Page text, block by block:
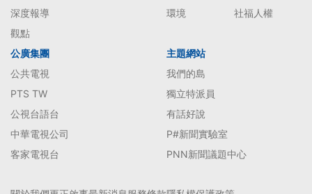
深度報導
觀點
環境
社福人權
公廣集團
公共電視
PTS TW
公視台語台
中華電視公司
客家電視台
主題網站
我們的島
獨立特派員
有話好說
P#新聞實驗室
PNN新聞議題中心